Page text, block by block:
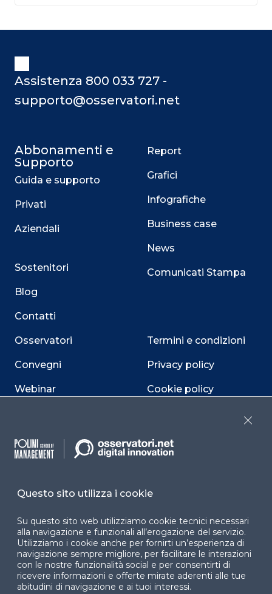
Assistenza 800 033 727 -
supporto@osservatori.net
Abbonamenti e
Supporto
Guida e supporto
Privati
Aziendali
Sostenitori
Blog
Contatti
Osservatori
Convegni
Webinar
Report
Grafici
Infografiche
Business case
News
Comunicati Stampa
Termini e condizioni
Privacy policy
Cookie policy
Dichiarazione di
accessibilità
Facebook LinkedIn
YouTube X
Questo sito utilizza i cookie
Su questo sito web utilizziamo cookie tecnici necessari
alla navigazione e funzionali all’erogazione del servizio.
Utilizziamo i cookie anche per fornirti un’esperienza di
navigazione sempre migliore, per facilitare le interazioni
con le nostre funzionalità social e per consentirti di
ricevere informazioni e offerte mirate aderenti alle tue
abitudini di navigazione e ai tuoi interessi.